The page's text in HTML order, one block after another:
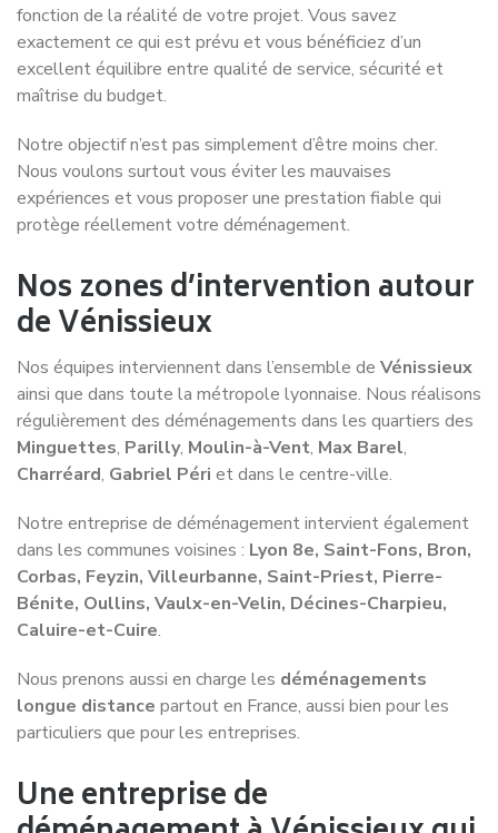
Service de déménagement à
Annecy
Service de déménagement à
Annemasse
Service de déménagement à
Aurillac
Bourg-en-Bresse
Service de déménagement à
Bron
Service de déménagement à
Caluire-et-Cuire
Service de déménagement à
Chambéry
Service de déménagement à
Clermont-Ferrand
Service de déménagement à
Échirolles
Service de déménagement à
Lyon
Meyzieu
Service de déménagement à
Montélimar
Montluçon
Rillieux-la-Pape
Service de déménagement à
Roanne
Romans-sur-Isère
Service de déménagement à
Saint-Chamond
Saint-Étienne
Service de déménagement à
Saint-Martin-d’Hères
Service de déménagement à
Saint-Priest